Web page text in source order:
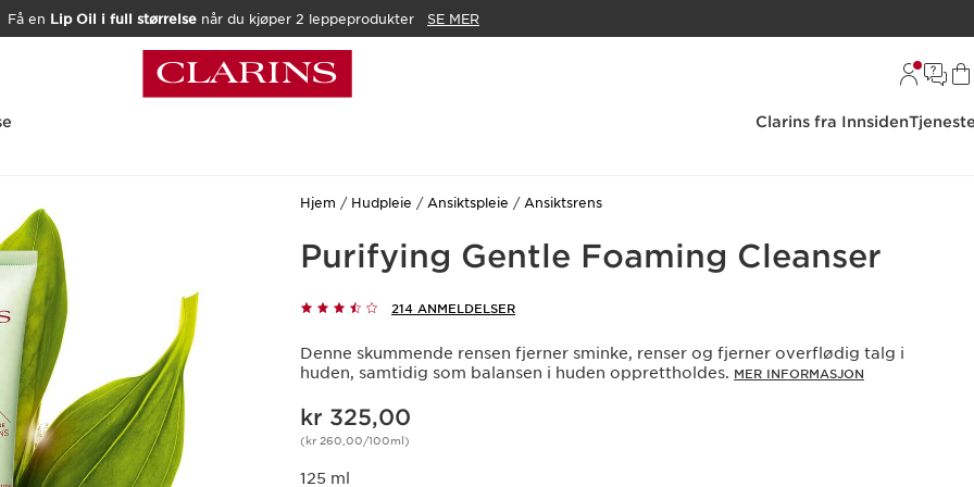
Få en Lip Oil i full størrelse når du kjøper 2 leppeprodukter SE MER
Clarins fra Innsiden
Hjem Hudpleie Ansiktspleie Ansiktsrens
Purifying Gentle Foaming Cleanser
214 ANMELDELSER
Denne skummende rensen fjerner sminke, renser og fjerner overflødig talg i
huden, samtidig som balansen i huden opprettholdes. MER INFORMASJON
Nåværende pris kr 325,00
kr 325,00
(kr 260,00/100ml)
125 ml